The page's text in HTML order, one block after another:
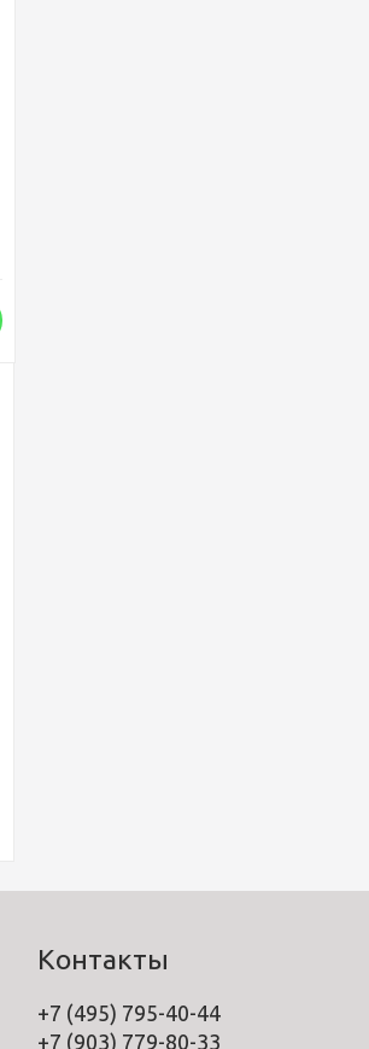
Контакты
+7 (495) 795-40-44
+7 (903) 779-80-33